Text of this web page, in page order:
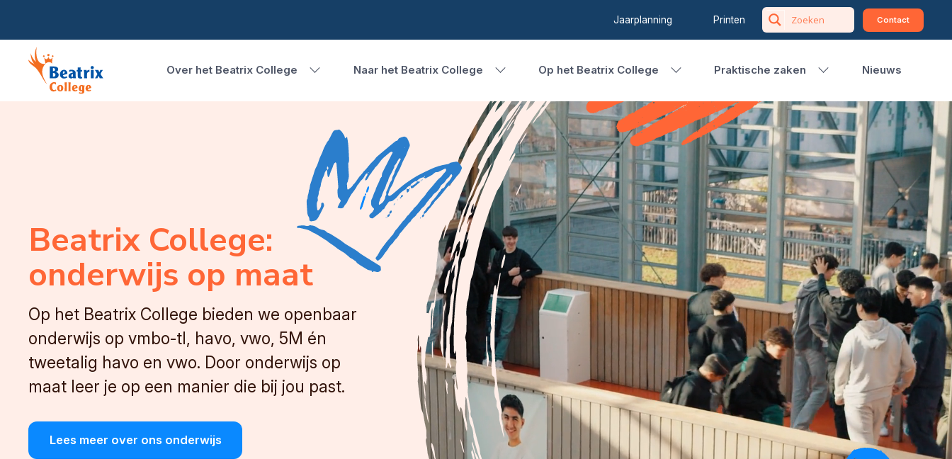
Jaarplanning Printen Contact
Over het Beatrix College Naar het Beatrix College Op het Beatrix College Praktische zaken Nieuws
Beatrix College:
onderwijs op maat
Op het Beatrix College bieden we openbaar
onderwijs op vmbo-tl, havo, vwo, 5M én
tweetalig havo en vwo. Door onderwijs op
maat leer je op een manier die bij jou past.
Lees meer over ons onderwijs